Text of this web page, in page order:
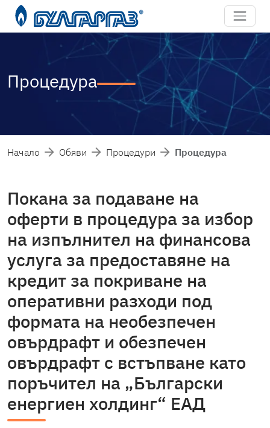
Процедура
Начало Обяви Процедури Процедура
Покана за подаване на
оферти в процедура за избор
на изпълнител на финансова
услуга за предоставяне на
кредит за покриване на
оперативни разходи под
формата на необезпечен
овърдрафт и обезпечен
овърдрафт с встъпване като
поръчител на „Български
енергиен холдинг“ ЕАД